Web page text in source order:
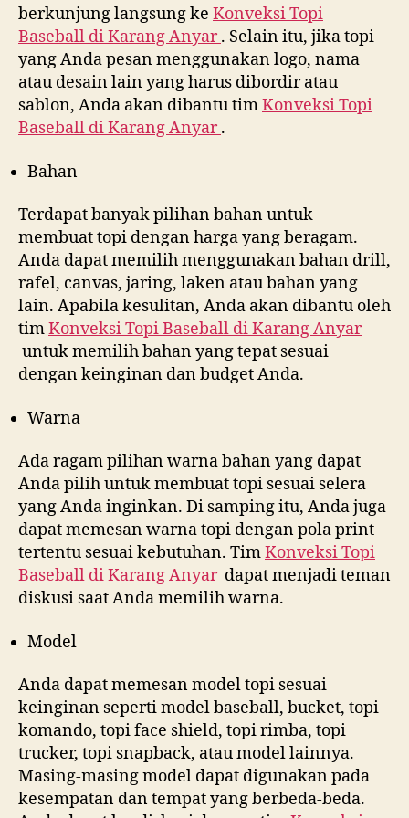
berkunjung langsung ke Konveksi Topi
Baseball diKarang Anyar. Selain itu, jika topi
yang Anda pesan menggunakan logo, nama
atau desain lain yang harus dibordir atau
sablon, Anda akan dibantu timKonveksi Topi
Baseball diKarang Anyar.
Bahan
Terdapat banyak pilihan bahan untuk
membuat topi dengan harga yang beragam.
Anda dapat memilih menggunakan bahan drill,
rafel, canvas, jaring, laken atau bahan yang
lain. Apabila kesulitan, Anda akan dibantu oleh
timKonveksi Topi Baseball diKarang Anyar
untuk memilih bahan yang tepat sesuai
dengan keinginan dan budget Anda.
Warna
Ada ragam pilihan warna bahan yang dapat
Anda pilih untuk membuat topi sesuai selera
yang Anda inginkan. Di samping itu, Anda juga
dapat memesan warna topi dengan pola print
tertentu sesuai kebutuhan. TimKonveksi Topi
Baseball diKarang Anyar dapat menjadi teman
diskusi saat Anda memilih warna.
Model
Anda dapat memesan model topi sesuai
keinginan seperti model baseball, bucket, topi
komando, topi face shield, topi rimba, topi
trucker, topi snapback, atau model lainnya.
Masing-masing model dapat digunakan pada
kesempatan dan tempat yang berbeda-beda.